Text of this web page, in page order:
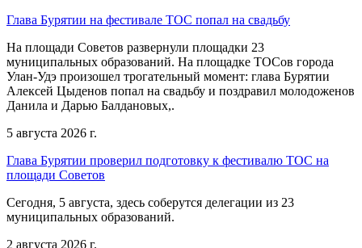
Глава Бурятии на фестивале ТОС попал на свадьбу
На площади Советов развернули площадки 23
муниципальных образований. На площадке ТОСов города
Улан-Удэ произошел трогательный момент: глава Бурятии
Алексей Цыденов попал на свадьбу и поздравил молодоженов
Данила и Дарью Балдановых,.
5 августа 2026 г.
Глава Бурятии проверил подготовку к фестивалю ТОС на
площади Советов
Сегодня, 5 августа, здесь соберутся делегации из 23
муниципальных образований.
2 августа 2026 г.